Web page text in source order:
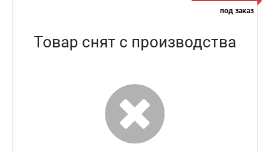
под заказ
Товар снят с производства